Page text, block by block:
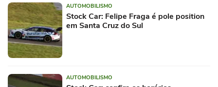
AUTOMOBILISMO
Stock Car: Felipe Fraga é pole position
em Santa Cruz do Sul
AUTOMOBILISMO